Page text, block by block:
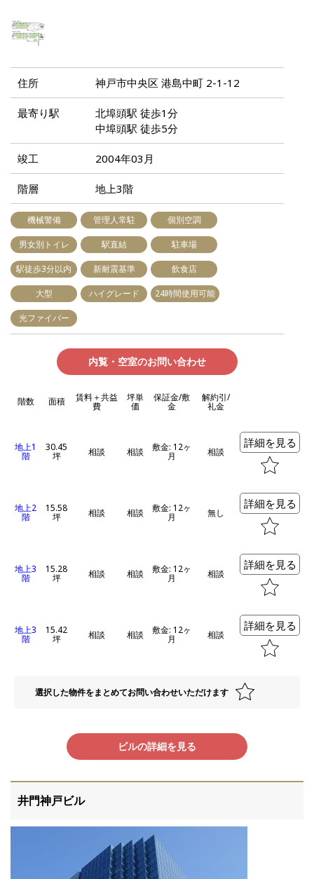
住所 神戸市中央区 港島中町 2-1-12
最寄り駅
北埠頭駅 徒歩1分
中埠頭駅 徒歩5分
竣工 2004年03月
階層 地上3階
機械警備 管理人常駐 個別空調
男女別トイレ 駅直結 駐車場
駅徒歩3分以内 新耐震基準 飲食店
大型 ハイグレード 24時間使用可能
光ファイバー
内覧・空室のお問い合わせ
階数 面積 賃料＋共益
費
坪単
価
保証金/敷
金
解約引/
礼金
地上1
階
30.45
坪 相談 相談 敷金: 12ヶ
月 相談
詳細を見る
地上2
階
15.58
坪 相談 相談 敷金: 12ヶ
月 無し
詳細を見る
地上3
階
15.28
坪 相談 相談 敷金: 12ヶ
月 相談
詳細を見る
地上3
階
15.42
坪 相談 相談 敷金: 12ヶ
月 相談
詳細を見る
選択した物件をまとめてお問い合わせいただけます
ビルの詳細を見る
井門神戸ビル